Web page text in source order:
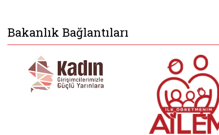
Bakanlık Bağlantıları